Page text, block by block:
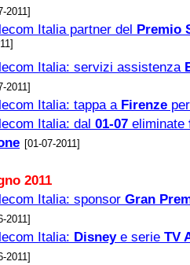
2011]
Italia partner del Premio
Italia: servizi assistenza
2011]
Italia: tappa a Firenze
Italia: dal 01-07 eliminate
[01-07-2011]
2011
Italia: sponsor Gran
2011]
Italia: Disneye serie TV
2011]